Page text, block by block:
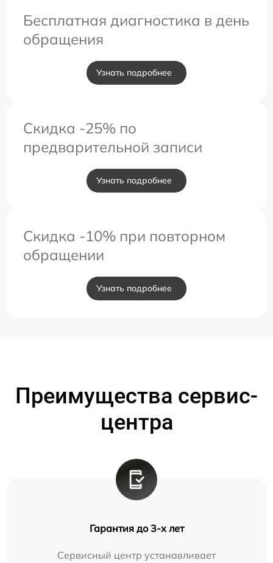
Бесплатная диагностика в день
обращения
Узнать подробнее
Скидка -25% по
предварительной записи
Узнать подробнее
Скидка -10% при повторном
обращении
Узнать подробнее
Преимущества сервис-
центра
Гарантия до 3-х лет
Сервисный центр устанавливает